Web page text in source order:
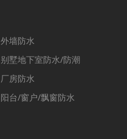
外墙防水
别墅地下室防水/防潮
厂房防水
阳台/窗户/飘窗防水